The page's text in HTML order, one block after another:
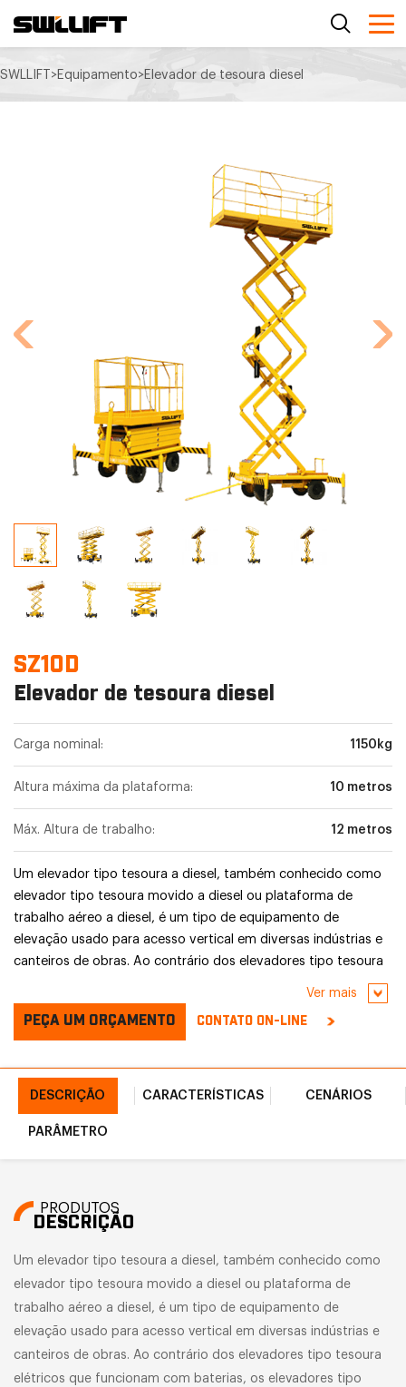
SWLLIFT>Equipamento>Elevador de tesoura diesel
SZ10D
Elevador de tesoura diesel
Carga nominal: 1150kg
Altura máxima da plataforma: 10 metros
Máx. Altura de trabalho: 12 metros
Um elevador tipo tesoura a diesel, também conhecido como
elevador tipo tesoura movido a diesel ou plataforma de
trabalho aéreo a diesel, é um tipo de equipamento de
elevação usado para acesso vertical em diversas indústrias e
canteiros de obras. Ao contrário dos elevadores tipo tesoura
tesoura a diesel são movidos por motores a diesel.
Ver mais
PEÇA UM ORÇAMENTO CONTATO ON-LINE
DESCRIÇÃO CARACTERÍSTICAS CENÁRIOS
PARÂMETRO
PRODUTOS
DESCRIÇÃO
Um elevador tipo tesoura a diesel, também conhecido como
elevador tipo tesoura movido a diesel ou plataforma de
trabalho aéreo a diesel, é um tipo de equipamento de
elevação usado para acesso vertical em diversas indústrias e
canteiros de obras. Ao contrário dos elevadores tipo tesoura
elétricos que funcionam com baterias, os elevadores tipo